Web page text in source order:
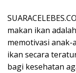
makan ikan
memotivasi
ikan secara
bagi kesehatan